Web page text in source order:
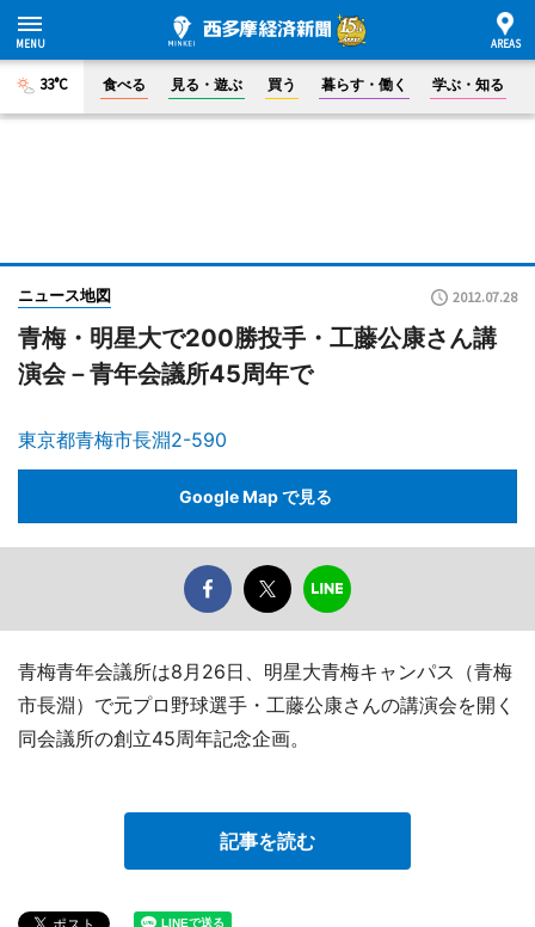
33°C 食べる 見る・遊ぶ 買う 暮らす・働く 学ぶ・知る
ニュース地図 2012.07.28
青梅・明星大で200勝投手・工藤公康さん講
演会－青年会議所45周年で
東京都青梅市長淵2-590
Google Map で見る
青梅青年会議所は8月26日、明星大青梅キャンパス（青梅
市長淵）で元プロ野球選手・工藤公康さんの講演会を開く
同会議所の創立45周年記念企画。
記事を読む